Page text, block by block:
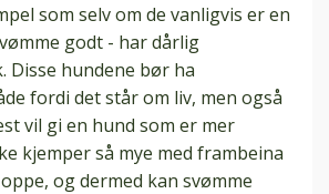
som selv om de vanligvis er en
godt - har dårlig
Disse hundene bør ha
fordi det står om liv, men også
vil gi en hund som er mer
kjemper så mye med frambeina
og dermed kan svømme